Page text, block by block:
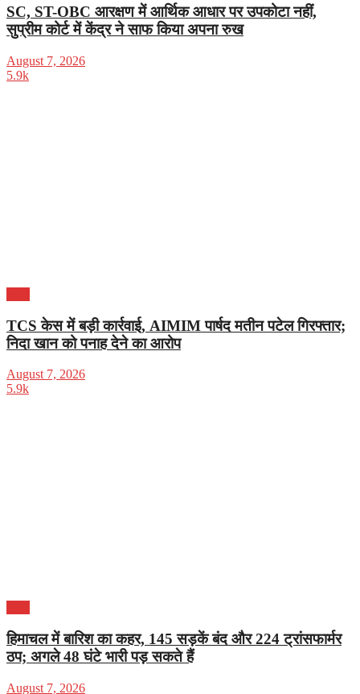
SC, ST-OBC आरक्षण में आर्थिक आधार पर उपकोटा नहीं,
सुप्रीम कोर्ट में केंद्र ने साफ किया अपना रुख
August 7, 2026
5.9k
TCS केस में बड़ी कार्रवाई, AIMIM पार्षद मतीन पटेल गिरफ्तार;
निदा खान को पनाह देने का आरोप
August 7, 2026
5.9k
हिमाचल में बारिश का कहर, 145 सड़कें बंद और 224 ट्रांसफार्मर
ठप; अगले 48 घंटे भारी पड़ सकते हैं
August 7, 2026